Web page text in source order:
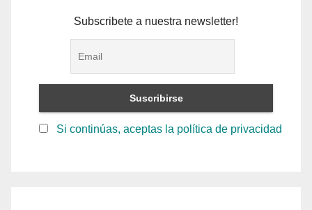
Subscribete a nuestra newsletter!
Si continúas, aceptas la política de privacidad